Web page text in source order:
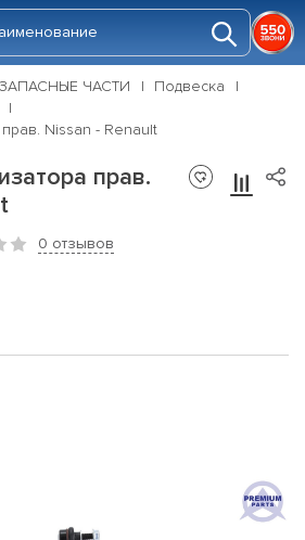
ЗАПАСНЫЕ ЧАСТИ
Подвеска
Nissan - Renault
прав.
0 отзывов